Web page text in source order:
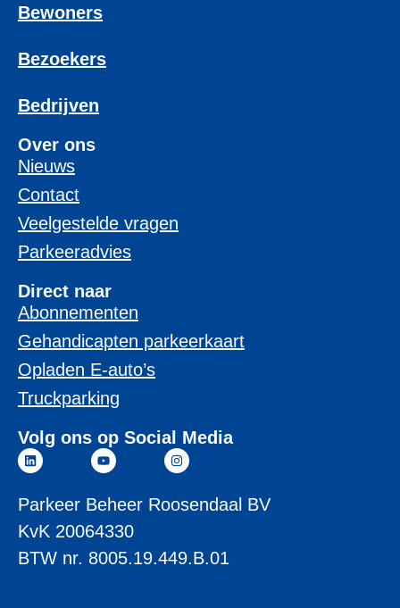
Bewoners
Bezoekers
Bedrijven
Over ons
Nieuws
Contact
Veelgestelde vragen
Parkeeradvies
Direct naar
Abonnementen
Gehandicapten parkeerkaart
Opladen E-auto’s
Truckparking
Volg ons op Social Media
Parkeer Beheer Roosendaal BV
KvK 20064330
BTW nr. 8005.19.449.B.01